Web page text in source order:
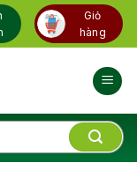
Giỏ
hàng